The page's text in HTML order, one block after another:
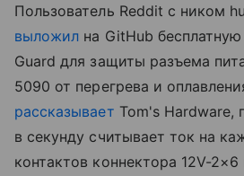
Пользователь Reddit с ником
выложил на GitHub
Guard для защиты разъема
5090 от перегрева и
рассказывает Tom's
в секунду считывает ток на
контактов коннектора 12V-